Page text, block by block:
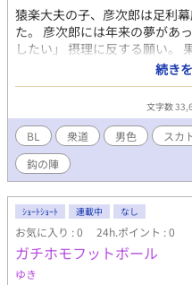
猿楽大夫の子、彦次郎は足利
た。 彦次郎には年来の夢があ
したい」 摂理に反する願い。
る者との間に子を成すことの
ろう。 「鈎の陣」に題材をと
続き
文字数
BL 衆道 男色 スカ
鈎の陣
ｼｮｰﾄｼｮｰﾄ 連載中 なし
お気に入り : 0 24h.ポイント : 0
ガチホモフットボール
ゆき